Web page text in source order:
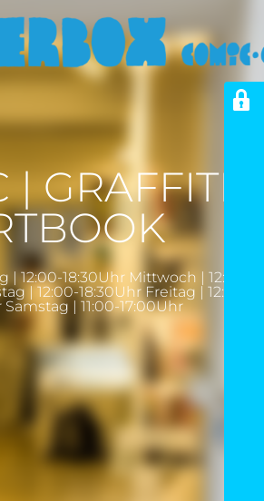
GRAFFITI |
| 12:00-18:30Uhr Mittwoch | 12:00-
| 12:00-18:30Uhr Freitag | 12:00-
Samstag | 11:00-17:00Uhr